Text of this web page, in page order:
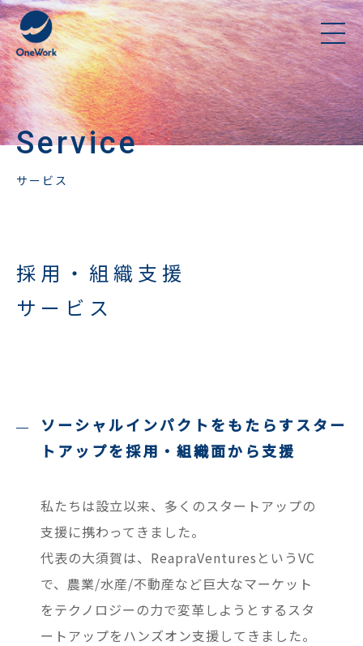
Service
サービス
採用・組織支援
サービス
ソーシャルインパクトをもたらすスター
トアップを採用・組織面から支援
私たちは設立以来、多くのスタートアップの
支援に携わってきました。
代表の大須賀は、ReapraVenturesというVC
で、農業/水産/不動産など巨大なマーケット
をテクノロジーの力で変革しようとするスタ
ートアップをハンズオン支援してきました。